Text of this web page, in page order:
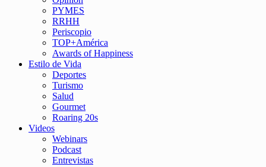
PYMES
RRHH
Periscopio
TOP+América
Awards of Happiness
Estilo de Vida
Deportes
Turismo
Salud
Gourmet
Roaring 20s
Videos
Webinars
Podcast
Entrevistas